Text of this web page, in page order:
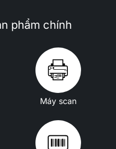
phẩm chính
Máy scan